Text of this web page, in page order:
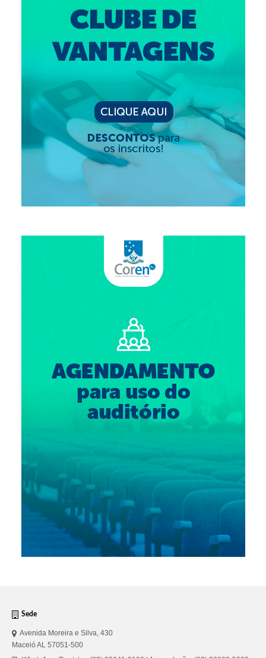
Sede
Avenida Moreira e Silva, 430
Maceió AL 57051-500